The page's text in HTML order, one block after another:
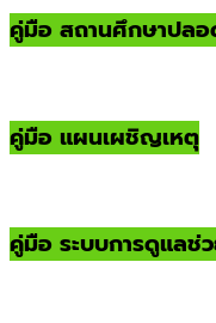
คู่มือ สถานศึกษาปล
คู่มือ แผนเผชิญเหตุ
คู่มือ ระบบการดูแลช่